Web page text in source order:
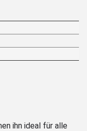
ihn ideal für alle